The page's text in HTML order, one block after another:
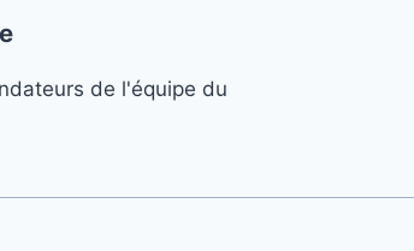
de l'équipe du